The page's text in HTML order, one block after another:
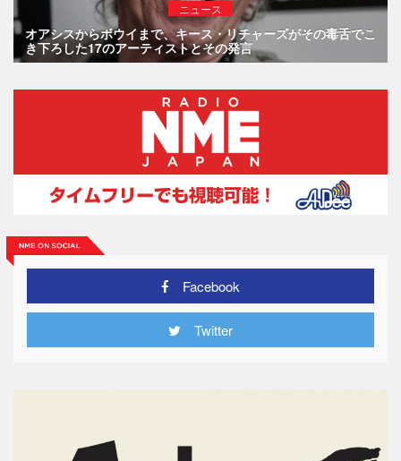
ニュース
オアシスからボウイまで、キース・リチャーズがその毒舌でこ
き下ろした17のアーティストとその発言
Facebook
Twitter